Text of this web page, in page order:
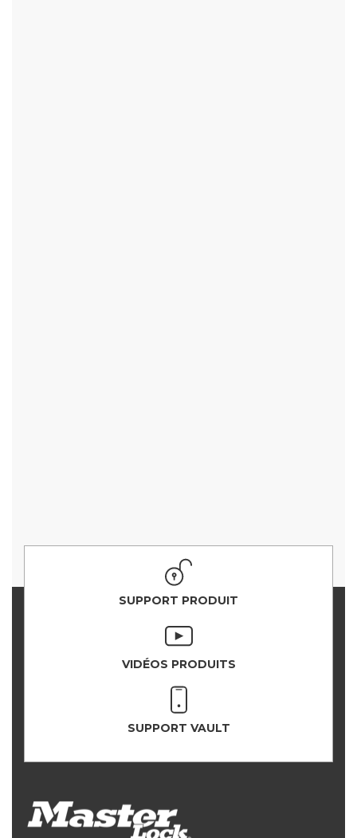
SUPPORT PRODUIT
VIDÉOS PRODUITS
SUPPORT VAULT